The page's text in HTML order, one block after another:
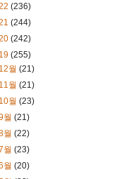
(236)
(244)
(242)
(255)
월(21)
월(21)
월(23)
월(21)
월(22)
월(23)
월(20)